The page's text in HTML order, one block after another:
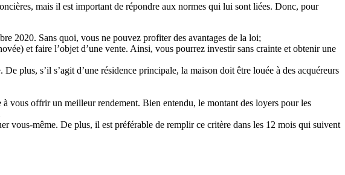
mais il est important de répondre aux normes qui lui sont liées. Donc, pour
2020. Sans quoi, vous ne pouvez profiter des avantages de la loi;
et faire l’objet d’une vente. Ainsi, vous pourrez investir sans crainte et obtenir une
plus, s’il s’agit d’une résidence principale, la maison doit être louée à des acquéreurs
vous offrir un meilleur rendement. Bien entendu, le montant des loyers pour les
vous-même. De plus, il est préférable de remplir ce critère dans les 12 mois qui suivent